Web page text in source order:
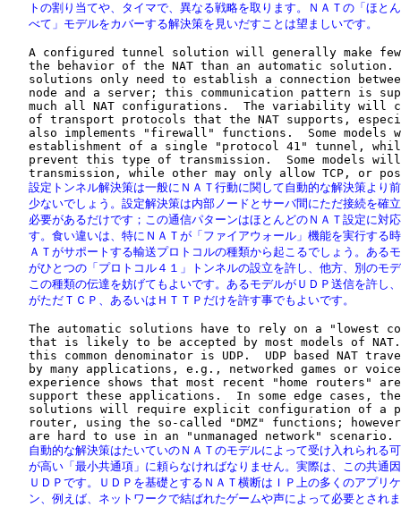
トの割り当てや、タイマで、異なる戦略を取ります。ＮＡＴの「ほと
   べて」モデルをカバーする解決策を見いだすことは望ましいです。
A configured tunnel solution will generally make
the behavior of the NAT than an automatic solution.
solutions only need to establish a connection
node and a server; this communication pattern is
much all NAT configurations.  The variability will
of transport protocols that the NAT supports,
also implements "firewall" functions.  Some models
establishment of a single "protocol 41" tunnel,
prevent this type of transmission.  Some models
設定トンネル解決策は一般にＮＡＴ行動に関して自動的な解決策より
少ないでしょう。設定解決策は内部ノードとサーバ間にただ接続を確
必要があるだけです；この通信パターンはほとんどのＮＡＴ設定に対
す。食い違いは、特にＮＡＴが「ファイアウォール」機能を実行する
ＡＴがサポートする輸送プロトコルの種類から起こるでしょう。ある
がひとつの「プロトコル４１」トンネルの設立を許し、他方、別のモ
この種類の伝達を妨げてもよいです。あるモデルがＵＤＰ送信を許し
   がただＴＣＰ、あるいはＨＴＴＰだけを許す事でもよいです。
The automatic solutions have to rely on a "lowest
that is likely to be accepted by most models of
this common denominator is UDP.  UDP based NAT
by many applications, e.g., networked games or
experience shows that most recent "home routers"
support these applications.  In some edge cases,
solutions will require explicit configuration of a
router, using the so-called "DMZ" functions;
自動的な解決策はたいていのＮＡＴのモデルによって受け入れられる
が高い「最小共通項」に頼らなければなりません。実際は、この共通
ＵＤＰです。ＵＤＰを基礎とするＮＡＴ横断はＩＰ上の多くのアプリ
ン、例えば、ネットワークで結ばれたゲームや声によって必要とされ